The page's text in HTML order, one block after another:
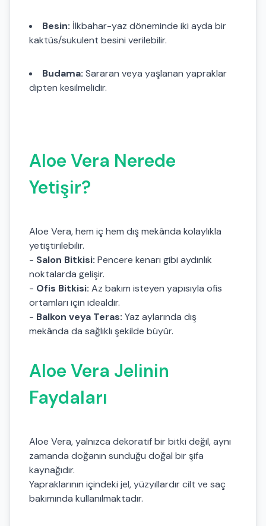
Besin: İlkbahar-yaz döneminde iki ayda bir
kaktüs/sukulent besini verilebilir.
Budama: Sararan veya yaşlanan yapraklar
dipten kesilmelidir.
Aloe Vera Nerede
Yetişir?
Aloe Vera, hem iç hem dış mekânda kolaylıkla
yetiştirilebilir.
- Salon Bitkisi: Pencere kenarı gibi aydınlık
noktalarda gelişir.
- Ofis Bitkisi: Az bakım isteyen yapısıyla ofis
ortamları için idealdir.
- Balkon veya Teras: Yaz aylarında dış
mekânda da sağlıklı şekilde büyür.
Aloe Vera Jelinin
Faydaları
Aloe Vera, yalnızca dekoratif bir bitki değil, aynı
zamanda doğanın sunduğu doğal bir şifa
kaynağıdır.
Yapraklarının içindeki jel, yüzyıllardır cilt ve saç
bakımında kullanılmaktadır.